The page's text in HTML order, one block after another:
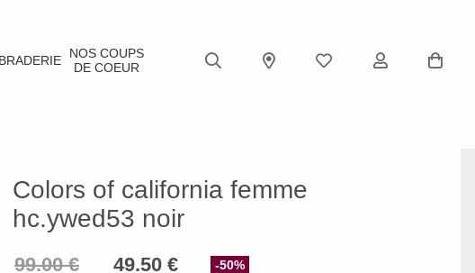
BRADERIE
NOS COUPS
DE COEUR
Colors of california femme
hc.ywed53 noir
-50%